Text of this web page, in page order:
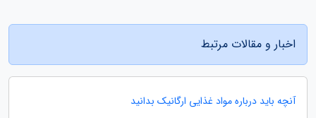
اخبار و مقالات مرتبط
آنچه باید درباره مواد غذایی ارگانیک بدانید